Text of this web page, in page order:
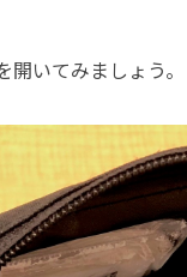
いてみましょう。